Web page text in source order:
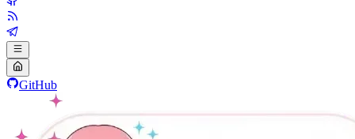
GitHub